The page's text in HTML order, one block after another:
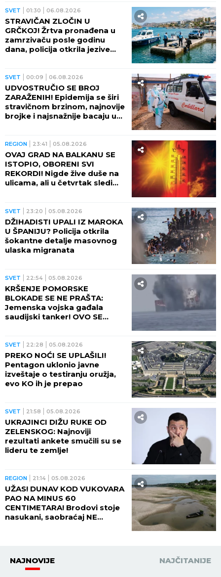
SVET 01:30 06.08.2026
STRAVIČAN ZLOČIN U
GRČKOJ! Žrtva pronađena u
zamrzivaču posle godinu
dana, policija otkrila jezive
SVET 00:09 06.08.2026
UDVOSTRUČIO SE BROJ
ZARAŽENIH! Epidemija se širi
stravičnom brzinom, najnovije
brojke i najsnažnije bacaju u
REGION 23:41 05.08.2026
OVAJ GRAD NA BALKANU SE
ISTOPIO, OBORENI SVI
REKORDI! Nigde žive duše na
ulicama, ali u četvrtak sledi
SVET 23:20 05.08.2026
DŽIHADISTI UPALI IZ MAROKA
U ŠPANIJU? Policija otkrila
šokantne detalje masovnog
ulaska migranata
SVET 22:54 05.08.2026
KRŠENJE POMORSKE
BLOKADE SE NE PRAŠTA:
Jemenska vojska gađala
saudijski tanker! OVO SE
SVET 22:28 05.08.2026
PREKO NOĆI SE UPLAŠILI!
Pentagon uklonio javne
izveštaje o testiranju oružja,
evo KO ih je prepao
SVET 21:58 05.08.2026
UKRAJINCI DIŽU RUKE OD
ZELENSKOG: Najnoviji
rezultati ankete smučili su se
lideru te zemlje!
REGION 21:14 05.08.2026
UŽAS! DUNAV KOD VUKOVARA
PAO NA MINUS 60
CENTIMETARA! Brodovi stoje
nasukani, saobraćaj NE
NAJNOVIJE NAJČITANIJE